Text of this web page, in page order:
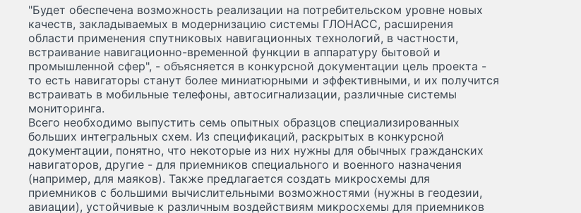
"Будет обеспечена возможность реализации на потребительском уровне новых
качеств, закладываемых в модернизацию системы ГЛОНАСС, расширения
области применения спутниковых навигационных технологий, в частности,
встраивание навигационно-временной функции в аппаратуру бытовой и
промышленной сфер", - объясняется в конкурсной документации цель проекта -
то есть навигаторы станут более миниатюрными и эффективными, и их получится
встраивать в мобильные телефоны, автосигнализации, различные системы
мониторинга.
Всего необходимо выпустить семь опытных образцов специализированных
больших интегральных схем. Из спецификаций, раскрытых в конкурсной
документации, понятно, что некоторые из них нужны для обычных гражданских
навигаторов, другие - для приемников специального и военного назначения
(например, для маяков). Также предлагается создать микросхемы для
приемников с большими вычислительными возможностями (нужны в геодезии,
авиации), устойчивые к различным воздействиям микросхемы для приемников